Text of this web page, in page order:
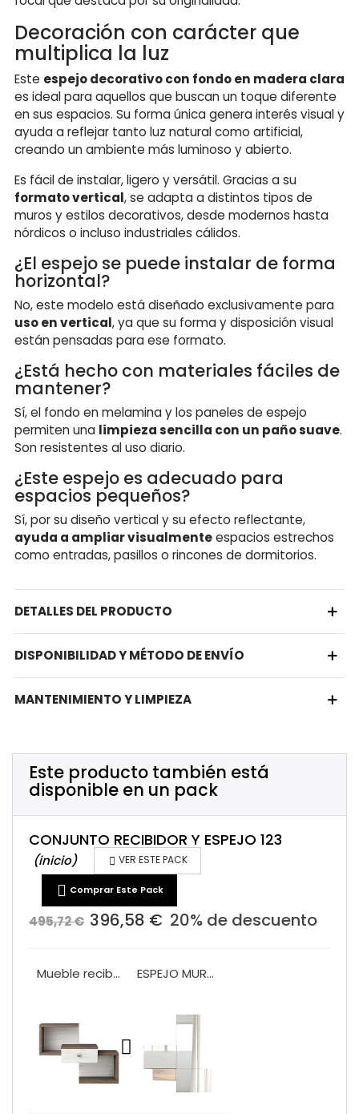
Decoración con carácter que
multiplica la luz
Este espejo decorativo con fondo en madera clara
es ideal para aquellos que buscan un toque diferente
en sus espacios. Su forma única genera interés visual y
ayuda a reflejar tanto luz natural como artificial,
creando un ambiente más luminoso y abierto.
Es fácil de instalar, ligero y versátil. Gracias a su
formato vertical, se adapta a distintos tipos de
muros y estilos decorativos, desde modernos hasta
nórdicos o incluso industriales cálidos.
¿El espejo se puede instalar de forma
horizontal?
No, este modelo está diseñado exclusivamente para
uso en vertical, ya que su forma y disposición visual
están pensadas para ese formato.
¿Está hecho con materiales fáciles de
mantener?
Sí, el fondo en melamina y los paneles de espejo
permiten una limpieza sencilla con un paño suave.
Son resistentes al uso diario.
¿Este espejo es adecuado para
espacios pequeños?
Sí, por su diseño vertical y su efecto reflectante,
ayuda a ampliar visualmenteespacios estrechos
como entradas, pasillos o rincones de dormitorios.
DETALLES DEL PRODUCTO
DISPONIBILIDAD Y MÉTODO DE ENVÍO
MANTENIMIENTO Y LIMPIEZA
Este producto también está
disponible en un pack
CONJUNTO RECIBIDOR Y ESPEJO 123
(inicio)  VER ESTE PACK
 Comprar Este Pack
495,72 € 396,58 € 20% de descuento
Mueble recibidor un cajon VA1008 ESPEJO MURAL VA2004